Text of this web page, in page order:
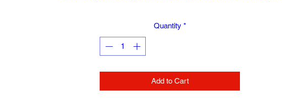
очищению мочевыводящих путей от бактериальной флоры и
продуктов воспаления) и мочевого пузыря; при кровотечениях и
воспалениях почек, камнях мочевого пузыря; как вяжущее при
Quantity *
Add to Cart